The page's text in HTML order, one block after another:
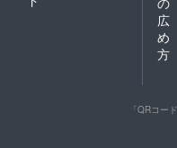
広
め
方
「QRコー